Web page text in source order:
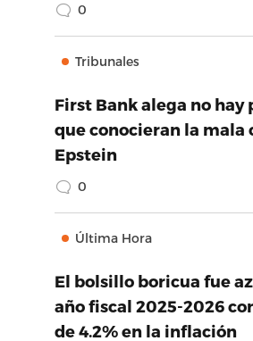
0
Tribunales
First Bank alega no hay
que conocieran la mala
Epstein
0
Última Hora
El bolsillo boricua fue
año fiscal 2025-2026
de 4.2% en la inflación